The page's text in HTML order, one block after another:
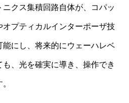
クス集積回路自体が、コパッ
プティカルインターポーザ技
にし、将来的にウェーハレベ
、光を確実に導き、操作でき